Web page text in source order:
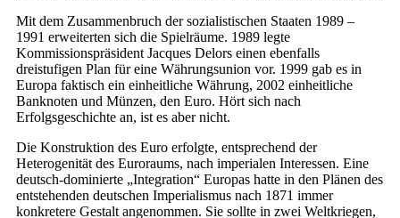
Mit dem Zusammenbruch der sozialistischen Staaten 1989 –
1991 erweiterten sich die Spielräume. 1989 legte
Kommissionspräsident Jacques Delors einen ebenfalls
dreistufigen Plan für eine Währungsunion vor. 1999 gab es in
Europa faktisch ein einheitliche Währung, 2002 einheitliche
Banknoten und Münzen, den Euro. Hört sich nach
Erfolgsgeschichte an, ist es aber nicht.
Die Konstruktion des Euro erfolgte, entsprechend der
Heterogenität des Euroraums, nach imperialen Interessen. Eine
deutsch-dominierte „Integration“ Europas hatte in den Plänen des
entstehenden deutschen Imperialismus nach 1871 immer
konkretere Gestalt angenommen. Sie sollte in zwei Weltkriegen,